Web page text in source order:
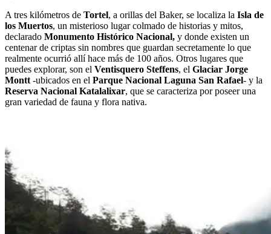
A tres kilómetros de Tortel, a orillas del Baker, se localiza la Isla de
los Muertos, un misterioso lugar colmado de historias y mitos,
declarado Monumento Histórico Nacional, y donde existen un
centenar de criptas sin nombres que guardan secretamente lo que
realmente ocurrió allí hace más de 100 años. Otros lugares que
puedes explorar, son el Ventisquero Steffens, el Glaciar Jorge
Montt -ubicados en el Parque Nacional Laguna San Rafael- y la
Reserva Nacional Katalalixar, que se caracteriza por poseer una
gran variedad de fauna y flora nativa.